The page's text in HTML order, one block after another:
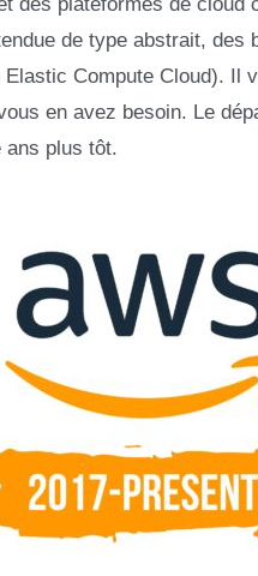
de type abstrait, des
Compute Cloud). Il
en avez besoin. Le
ans plus tôt.